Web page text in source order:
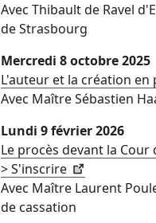
Avec Thibault de Ravel
de Strasbourg
Mercredi 8 octobre 2025
L'auteur et la création
Avec Maître Sébastien
Lundi 9 février 2026
Le procès devant la Cour
> S'inscrire
Avec Maître Laurent
de cassation